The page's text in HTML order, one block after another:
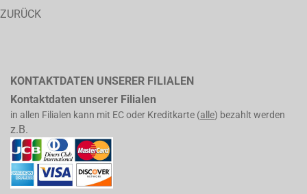
ZURÜCK
KONTAKTDATEN UNSERER FILIALEN
Kontaktdaten unserer Filialen
in allen Filialen kann mit EC oder Kreditkarte (alle) bezahlt werden
z.B.